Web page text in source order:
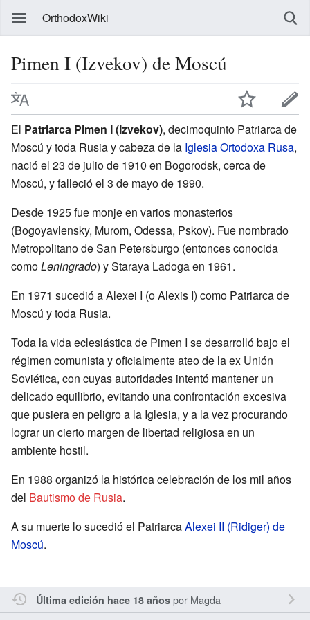
OrthodoxWiki
Pimen I (Izvekov) de Moscú
El Patriarca Pimen I (Izvekov), decimoquinto Patriarca de
Moscú y toda Rusia y cabeza de la Iglesia Ortodoxa Rusa,
nació el 23 de julio de 1910 en Bogorodsk, cerca de
Moscú, y falleció el 3 de mayo de 1990.
Desde 1925 fue monje en varios monasterios
(Bogoyavlensky, Murom, Odessa, Pskov). Fue nombrado
Metropolitano de San Petersburgo (entonces conocida
comoLeningrado) y Staraya Ladoga en 1961.
En 1971 sucedió a Alexei I (o Alexis I) como Patriarca de
Moscú y toda Rusia.
Toda la vida eclesiástica de Pimen I se desarrolló bajo el
régimen comunista y oficialmente ateo de la ex Unión
Soviética, con cuyas autoridades intentó mantener un
delicado equilibrio, evitando una confrontación excesiva
que pusiera en peligro a la Iglesia, y a la vez procurando
lograr un cierto margen de libertad religiosa en un
ambiente hostil.
En 1988 organizó la histórica celebración de los mil años
del Bautismo de Rusia.
A su muerte lo sucedió el PatriarcaAlexei II (Ridiger) de
Moscú.
Última edición hace 18 añospor Magda